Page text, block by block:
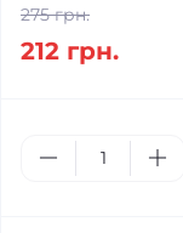
275 грн.
212 грн.